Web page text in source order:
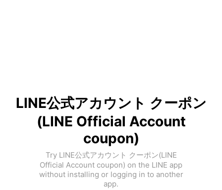
LINE公式アカウント クーポン
(LINE Official Account
coupon)
Try LINE公式アカウント クーポン(LINE
Official Account coupon) on the LINE app
without installing or logging in to another
app.